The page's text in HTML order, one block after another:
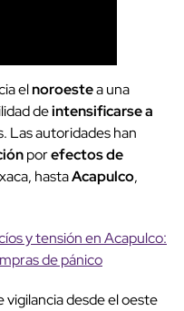
elnoroestea una
deintensificarse a
Las autoridades han
porefectos de
hastaAcapulco,
y tensión en Acapulco:
de pánico
vigilancia desde el oeste